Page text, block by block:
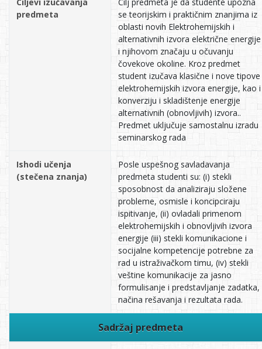
predmeta
se teorijskim i praktičnim znanjima iz
oblasti novih Elektrohemijskih i
alternativnih izvora električne energije
i njihovom značaju u očuvanju
čovekove okoline. Kroz predmet
student izučava klasične i nove tipove
elektrohemijskih izvora energije, kao i
konverziju i skladištenje energije
alternativnih (obnovljivih) izvora..
Predmet uključuje samostalnu izradu
seminarskog rada
Ishodi učenja
(stečena znanja)
Posle uspešnog savladavanja
predmeta studenti su: (i) stekli
sposobnost da analiziraju složene
probleme, osmisle i koncipciraju
ispitivanje, (ii) ovladali primenom
elektrohemijskih i obnovljivih izvora
energije (iii) stekli komunikacione i
socijalne kompetencije potrebne za
rad u istraživačkom timu, (iv) stekli
veštine komunikacije za jasno
formulisanje i predstavljanje zadatka,
načina rešavanja i rezultata rada.
Sadržaj predmeta